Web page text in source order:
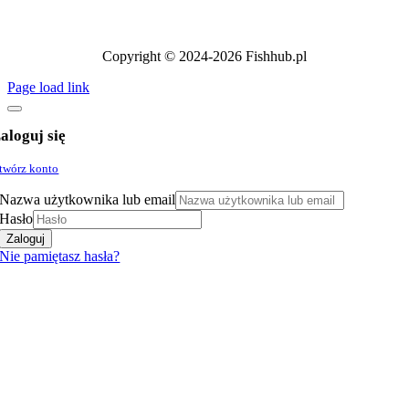
Copyright © 2024-2026 Fishhub.pl
Page load link
się
konto
Nazwa użytkownika lub email
Hasło
Zaloguj
Nie pamiętasz hasła?